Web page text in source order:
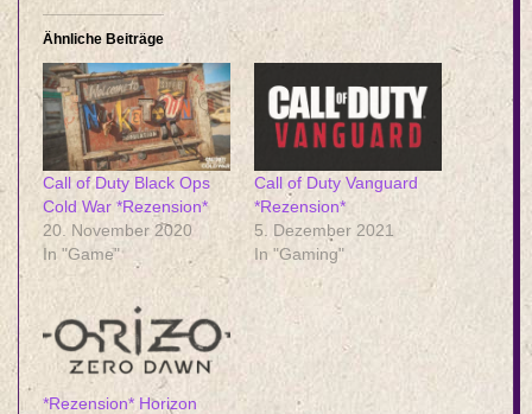
Ähnliche Beiträge
Call of Duty Black Ops
Cold War *Rezension*
20. November 2020
In "Game"
Call of Duty Vanguard
*Rezension*
5. Dezember 2021
In "Gaming"
*Rezension* Horizon